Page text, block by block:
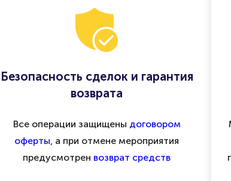
Безопасность сделок и гарантия
возврата
Все операции защищены договором
оферты , а при отмене мероприятия
предусмотрен возврат средств